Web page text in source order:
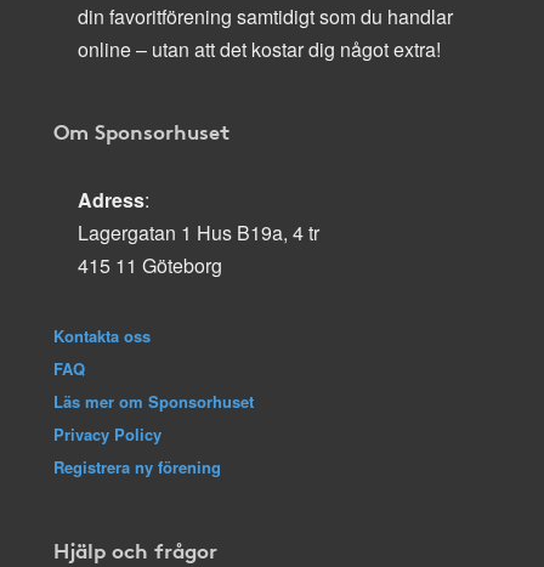
din favoritförening samtidigt som du handlar
online – utan att det kostar dig något extra!
Om Sponsorhuset
Adress:
Lagergatan 1 Hus B19a, 4 tr
415 11 Göteborg
Kontakta oss
FAQ
Läs mer om Sponsorhuset
Privacy Policy
Registrera ny förening
Hjälp och frågor